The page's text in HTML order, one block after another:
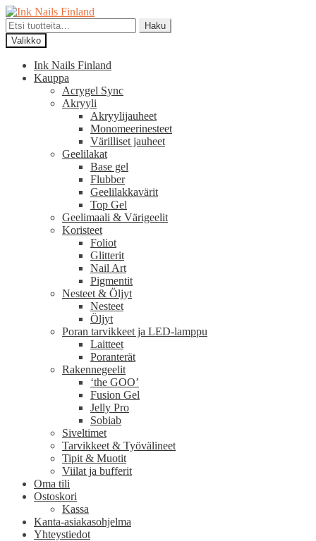
Siirry
navigointiin
Siirry
sisältöön
Etsi:
Haku
Valikko
Ink Nails Finland
Kauppa
Acrygel Sync
Akryyli
Akryylijauheet
Monomeerinesteet
Värilliset jauheet
Geelilakat
Base gel
Flubber
Geelilakkavärit
Top Gel
Geelimaali & Värigeelit
Koristeet
Foliot
Glitterit
Nail Art
Pigmentit
Nesteet & Öljyt
Nesteet
Öljyt
Poran tarvikkeet ja LED-lamppu
Laitteet
Poranterät
Rakennegeelit
‘the GOO’
Fusion Gel
Jelly Pro
Sobiab
Siveltimet
Tarvikkeet & Työvälineet
Tipit & Muotit
Viilat ja bufferit
Oma tili
Ostoskori
Kassa
Kanta-asiakasohjelma
Yhteystiedot